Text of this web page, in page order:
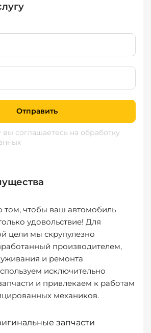
Отправить
соглашаетесь на обработку
том, чтобы ваш автомобиль
удовольствие! Для
цели мы скрупулезно
производителем,
и ремонта
исключительно
и привлекаем к работам
механиков.
запчасти